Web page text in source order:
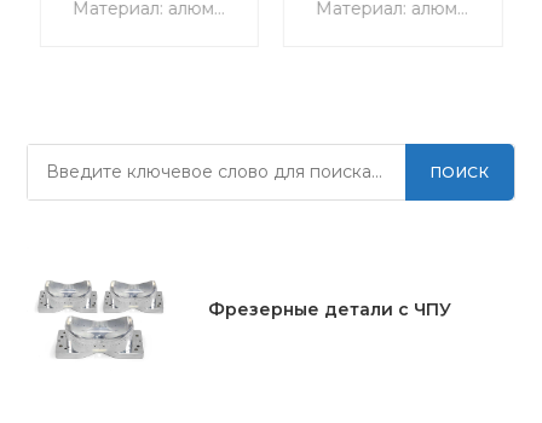
Материал: алюминий Процесс: Фрезерование Шероховатость поверхности: Ra0.8 Мелкосерийное производство Описание продукта: Мелкосерийное производство деталей для станков с ЧПУ Материал: алюминий Процесс: Фрезерование Шероховатость поверхности: Ra0.8 Мелкосерийное производство Описание продукта: Мелкосерийное производство деталей для станков с ЧПУ
ПОИСК
Фрезерные детали с ЧПУ